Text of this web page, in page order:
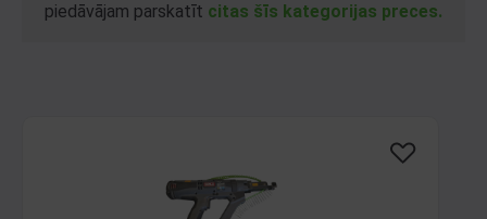
piedāvājam parskatīt citas šīs kategorijas preces.